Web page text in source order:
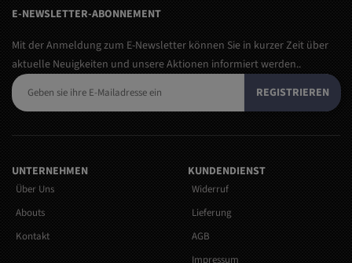
E-NEWSLETTER-ABONNEMENT
Mit der Anmeldung zum E-Newsletter können Sie in kurzer Zeit über
aktuelle Neuigkeiten und unsere Aktionen informiert werden..
REGISTRIEREN
UNTERNEHMEN
Über Uns
Abouts
Kontakt
KUNDENDIENST
Widerruf
Lieferung
AGB
Impressum